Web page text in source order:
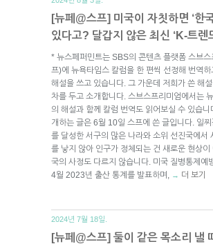
[뉴페@스프] 미국이 자칫하면 ‘한
있다고? 달갑지 않은 최신 ‘K-트렌
* 뉴스페퍼민트는 SBS의 콘텐츠 플랫폼 스브
프)에 뉴욕타임스 칼럼을 한 편씩 선정해 번역
해설을 쓰고 있습니다. 그 가운데 저희가 쓴 해설
차를 두고 소개합니다. 스브스프리미엄에서는
의 해설과 함께 칼럼 번역도 읽어보실 수 있습
개하는 글은 6월 10일 스프에 쓴 글입니다. 일
를 달성한 서구의 많은 나라와 소위 선진국에서
를 낳지 않아 인구가 정체되는 건 새로운 현상이
국의 사정도 다르지 않습니다. 미국 질병통제예
4월 2023년 출산 통계를 발표하며,
→ 더 보기
2024년 7월 18일.
[뉴페@스프] 둘이 같은 목소리 낼